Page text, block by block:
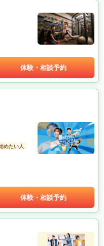
体験・相談予約
めたい人
体験・相談予約